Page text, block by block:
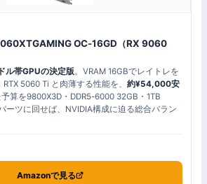
OC-16GD（RX 9060
ル帯GPUの決定版。VRAM 16GBでレイトレを
5060 Ti と肉薄する性能を、約¥54,000安
算を9800X3D・DDR5-6000 32GB・1TB
ーツに回せば、NVIDIA構成に迫る総合バラン
Amazonで見る